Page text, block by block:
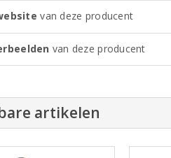
van deze producent
van deze producent
artikelen